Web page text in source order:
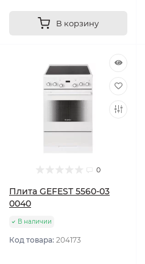
В корзину
0
Плита GEFEST 5560-03
0040
В наличии
Код товара: 204173